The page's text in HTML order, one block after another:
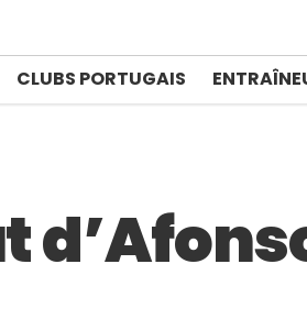
CLUBS PORTUGAIS